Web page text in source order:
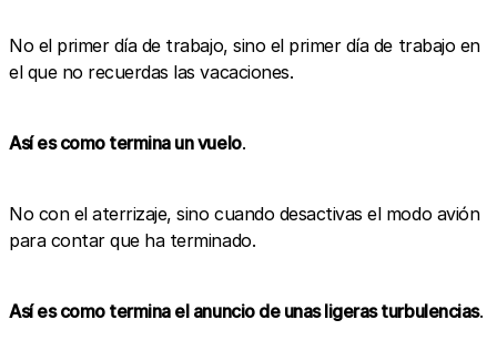
No el primer día de trabajo, sino el primer día de trabajo en
el que no recuerdas las vacaciones.
Así es como termina un vuelo.
No con el aterrizaje, sino cuando desactivas el modo avión
para contar que ha terminado.
Así es como termina el anuncio de unas ligeras turbulencias.